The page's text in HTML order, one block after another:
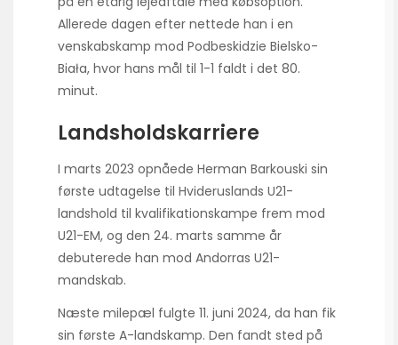
Allerede dagen efter nettede han i en
venskabskamp mod Podbeskidzie Bielsko-
Biała, hvor hans mål til 1-1 faldt i det 80.
minut.
Landsholdskarriere
I marts 2023 opnåede Herman Barkouski sin
første udtagelse til Hvideruslands U21-
landshold til kvalifikationskampe frem mod
U21-EM, og den 24. marts samme år
debuterede han mod Andorras U21-
mandskab.
Næste milepæl fulgte 11. juni 2024, da han fik
sin første A-landskamp. Den fandt sted på